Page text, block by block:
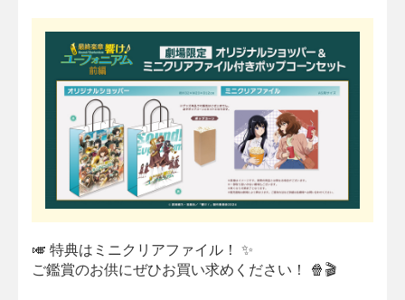
🎺 特典はミニクリアファイル！ ✨
ご鑑賞のお供にぜひお買い求めください！ 🍿🎬